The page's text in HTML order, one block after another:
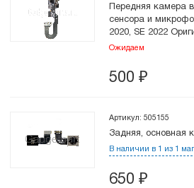
Передняя камера
сенсора и
2020, SE 2022
Ожидаем
500 ₽
Артикул: 505155
Задняя, основная
В наличии в 1 из 1
650 ₽